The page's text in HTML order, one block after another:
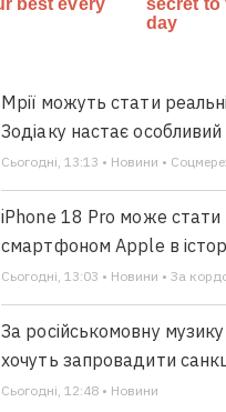
Мрії можуть стати
Зодіаку настає особливий
Сьогодні, 13:13 • Новини •
iPhone 18 Pro може
смартфоном Apple в
Сьогодні, 13:03 • Новини • За
За російськомовну
хочуть запровадити
Сьогодні, 12:48 • Новини